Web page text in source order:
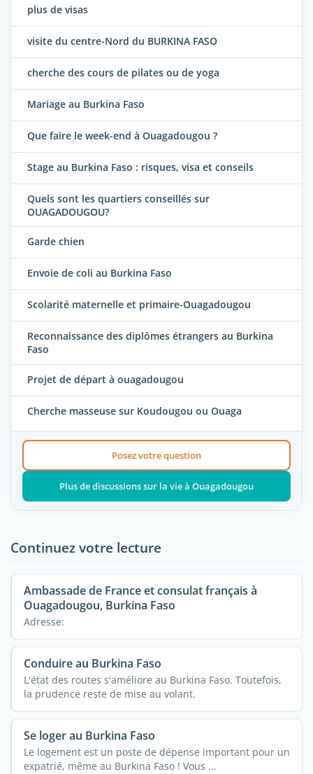
plus de visas
visite du centre-Nord du BURKINA FASO
cherche des cours de pilates ou de yoga
Mariage au Burkina Faso
Que faire le week-end à Ouagadougou ?
Stage au Burkina Faso : risques, visa et conseils
Quels sont les quartiers conseillés sur
OUAGADOUGOU?
Garde chien
Envoie de coli au Burkina Faso
Scolarité maternelle et primaire-Ouagadougou
Reconnaissance des diplômes étrangers au Burkina
Faso
Projet de départ à ouagadougou
Cherche masseuse sur Koudougou ou Ouaga
Posez votre question
Plus de discussions sur la vie à Ouagadougou
Continuez votre lecture
Ambassade de France et consulat français à
Ouagadougou, Burkina Faso
Adresse:
Conduire au Burkina Faso
L'état des routes s'améliore au Burkina Faso. Toutefois,
la prudence reste de mise au volant.
Se loger au Burkina Faso
Le logement est un poste de dépense important pour un
expatrié, même au Burkina Faso ! Vous ...